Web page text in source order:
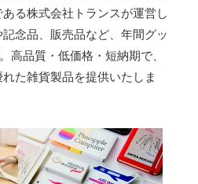
る株式会社トランスが運営し
念品、販売品など、年間グッ
高品質・低価格・短納期で、
た雑貨製品を提供いたしま